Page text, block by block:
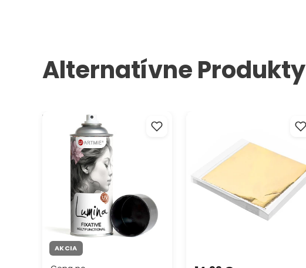
Alternatívne Produkty
Fixatív v spreji ARTMIE Lumina
AKCIA
pozlacovanie 14 x 13 cm 100